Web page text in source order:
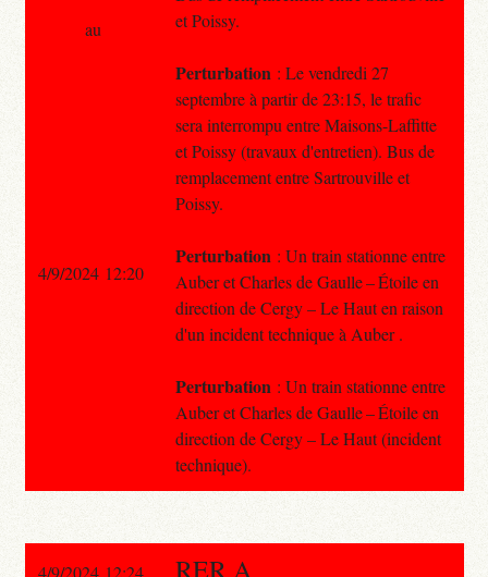
et Poissy.
Perturbation : Le vendredi 27
septembre à partir de 23:15, le trafic
sera interrompu entre Maisons-Laffitte
et Poissy (travaux d'entretien). Bus de
remplacement entre Sartrouville et
Poissy.
Perturbation : Un train stationne entre
Auber et Charles de Gaulle – Étoile en
direction de Cergy – Le Haut en raison
d'un incident technique à Auber .
Perturbation : Un train stationne entre
Auber et Charles de Gaulle – Étoile en
direction de Cergy – Le Haut (incident
technique).
au
4/9/2024 12:20
4/9/2024 12:24 RER A